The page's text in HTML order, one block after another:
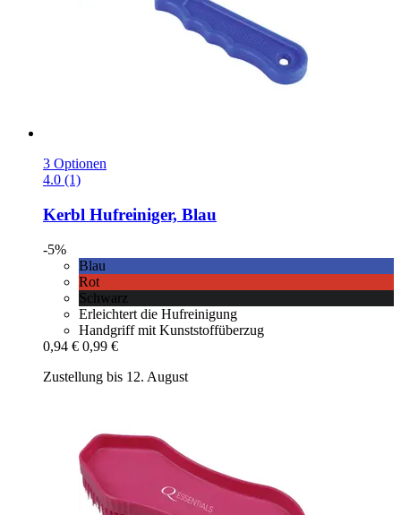
3 Optionen
4.0 (1)
Kerbl Hufreiniger, Blau
-5%
Blau
Rot
Schwarz
Erleichtert die Hufreinigung
Handgriff mit Kunststoffüberzug
0,94 € 0,99 €
Zustellung bis 12. August